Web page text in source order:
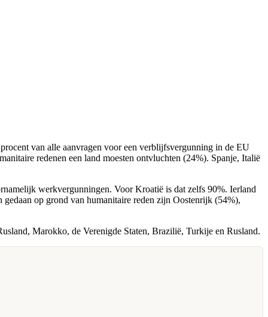
van alle aanvragen voor een verblijfsvergunning in de EU
redenen een land moesten ontvluchten (24%). Spanje, Italië
werkvergunningen. Voor Kroatië is dat zelfs 90%. Ierland
op grond van humanitaire reden zijn Oostenrijk (54%),
Marokko, de Verenigde Staten, Brazilië, Turkije en Rusland.